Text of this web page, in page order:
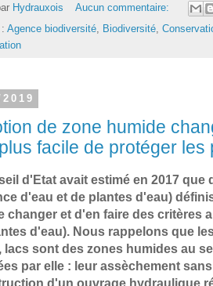
Hydrauxois
Aucun commentaire:
Agence biodiversité Biodiversité
de zone humide
facile de protéger les
d'Etat avait estimé en 2017
d'eau et de plantes d'eau)
changer et d'en faire des critères
d'eau). Nous rappelons que
lacs sont des zones humides au
par elle : leur assèchement
d'un ouvrage hydraulique